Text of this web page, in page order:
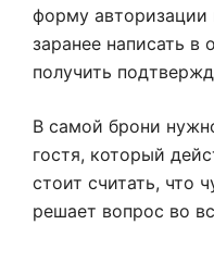
форму авторизации
заранее написать в
получить
В самой брони
гостя, который
стоит считать, что
решает вопрос во